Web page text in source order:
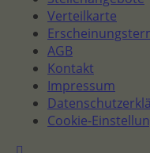
Verteilkarte
AGB
Kontakt
Impressum
Cookie-